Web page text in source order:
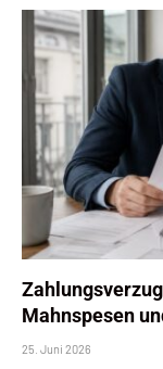
Mahnspesen
25. Juni 2026